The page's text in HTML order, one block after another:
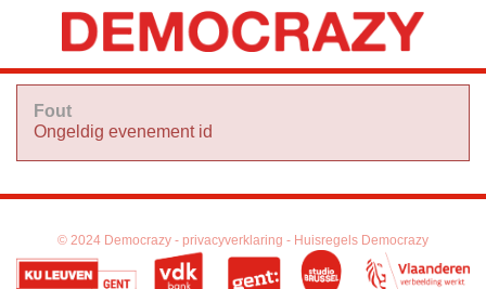
Fout
Ongeldig evenement id
© 2024 Democrazy - privacyverklaring - Huisregels Democrazy